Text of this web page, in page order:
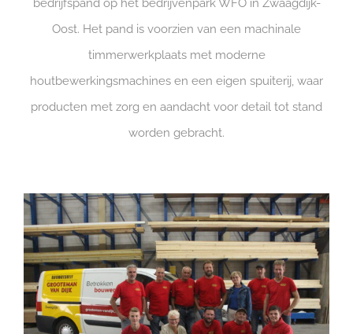
bedrijfspand op het bedrijvenpark WFO in Zwaagdijk-
Oost. Het pand is voorzien van een machinale
timmerwerkplaats met moderne
houtbewerkingsmachines en een eigen spuiterij, waar
producten met zorg en aandacht voor detail tot stand
worden gebracht.